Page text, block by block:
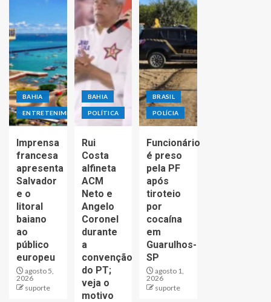
BAHIA
ENTRETENIMENTO
Imprensa
francesa
apresenta
Salvador
e o
litoral
baiano
ao
público
europeu
agosto 5,
2026
suporte
BAHIA
POLÍTICA
Rui
Costa
alfineta
ACM
Neto e
Angelo
Coronel
durante
a
convenção
do PT;
veja o
motivo
BRASIL
POLÍCIA
Funcionário
é preso
pela PF
após
tiroteio
por
cocaína
em
Guarulhos-
SP
agosto 1,
2026
suporte